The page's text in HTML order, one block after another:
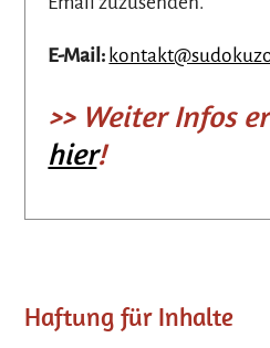
E-Mail:
>> Weiter Infos
hier!
Haftung für Inhalte